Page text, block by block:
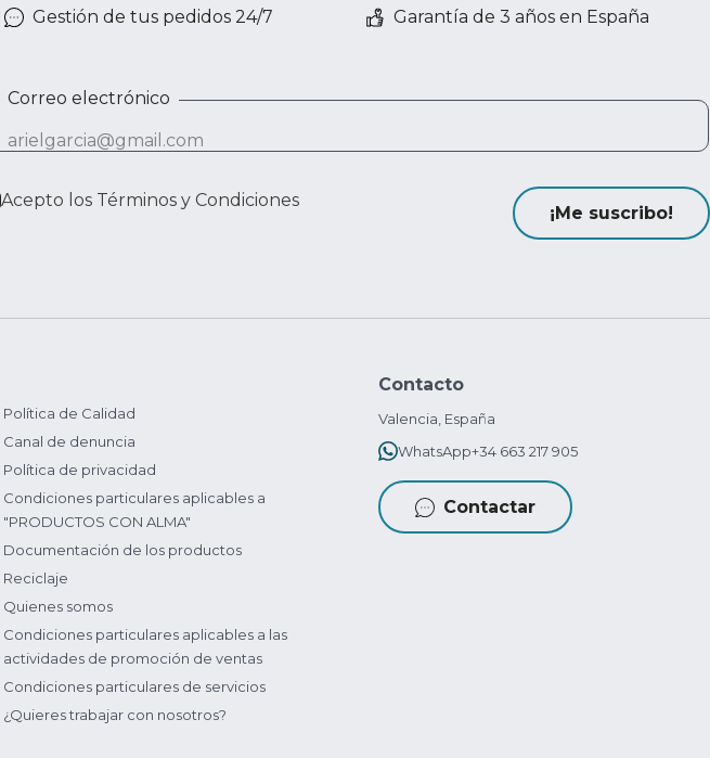
Gestión de tus pedidos 24/7 Garantía de 3 años en España
Correo electrónico
Acepto los Términos y Condiciones
¡Me suscribo!
Política de Calidad
Canal de denuncia
Política de privacidad
Condiciones particulares aplicables a
"PRODUCTOS CON ALMA"
Documentación de los productos
Reciclaje
Quienes somos
Condiciones particulares aplicables a las
actividades de promoción de ventas
Condiciones particulares de servicios
¿Quieres trabajar con nosotros?
Contacto
Valencia, España
WhatsApp+34 663 217 905
Contactar